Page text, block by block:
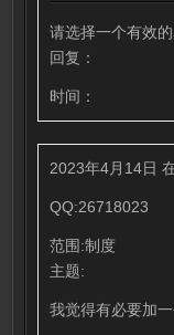
请选择一个有效
回复：
时间：
2023年4月14日
QQ:26718023
范围:制度
主题:
我觉得有必要加